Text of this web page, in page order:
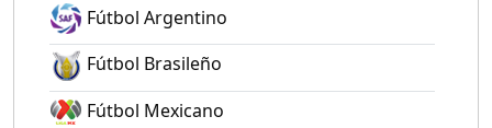
Fútbol Argentino
Fútbol Brasileño
Fútbol Mexicano